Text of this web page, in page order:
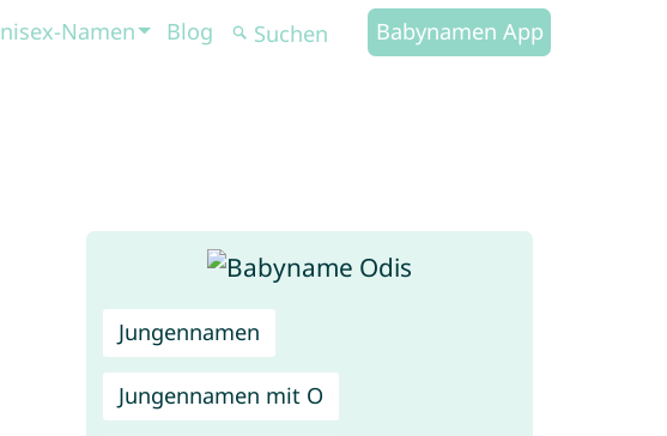
Namen Blog Babynamen App
Jungennamen
Jungennamen mit O